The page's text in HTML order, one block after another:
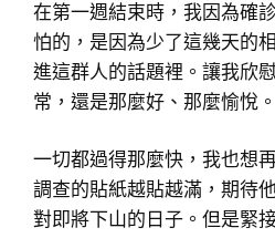
在第一週結束時，我因為確
怕的，是因為少了這幾天的
進這群人的話題裡。讓我欣
常，還是那麼好、那麼愉悅。
一切都過得那麼快，我也想
調查的貼紙越貼越滿，期待
對即將下山的日子。但是緊